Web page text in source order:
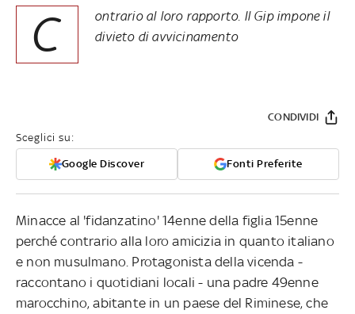
C
ontrario al loro rapporto. Il Gip impone il
divieto di avvicinamento
Sceglici su:
Google Discover Fonti Preferite
CONDIVIDI
Minacce al 'fidanzatino' 14enne della figlia 15enne
perché contrario alla loro amicizia in quanto italiano
e non musulmano. Protagonista della vicenda -
raccontano i quotidiani locali - una padre 49enne
marocchino, abitante in un paese del Riminese, che